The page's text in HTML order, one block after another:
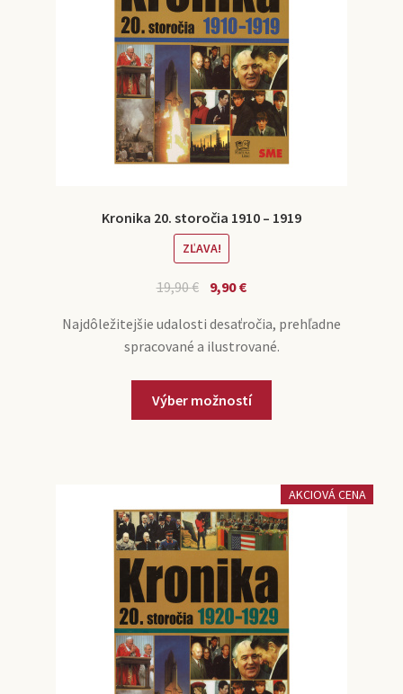
Kronika 20. storočia 1910 – 1919
ZĽAVA!
19,90€ 9,90€
Najdôležitejšie udalosti desaťročia, prehľadne
spracované a ilustrované.
Výber možností
AKCIOVÁ CENA